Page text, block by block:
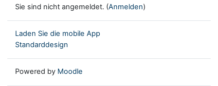
Sie sind nicht angemeldet. (Anmelden)
Laden Sie die mobile App
Standarddesign
Powered by Moodle